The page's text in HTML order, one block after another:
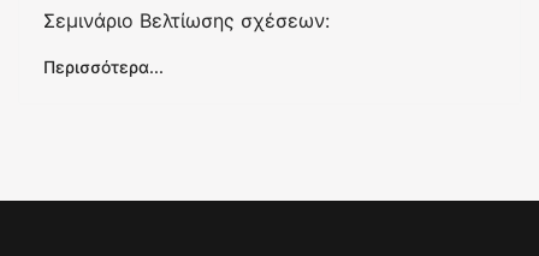
Σεμινάριο Βελτίωσης σχέσεων:
Περισσότερα...